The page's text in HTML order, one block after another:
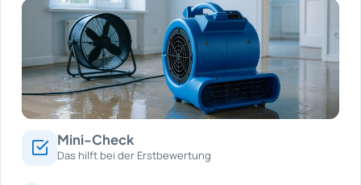
Mini-Check
Das hilft bei der Erstbewertung